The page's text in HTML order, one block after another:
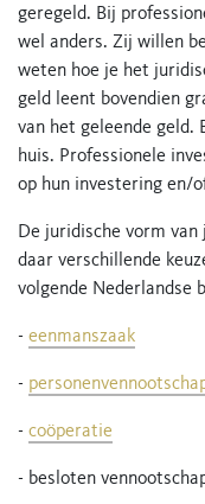
geregeld. Bij
wel anders. Zij willen
weten hoe je het
geld leent bovendien
van het geleende geld.
huis. Professionele
op hun investering en/
De juridische vorm
daar verschillende
volgende Nederlandse
- eenmanszaak
-
- coöperatie
- besloten